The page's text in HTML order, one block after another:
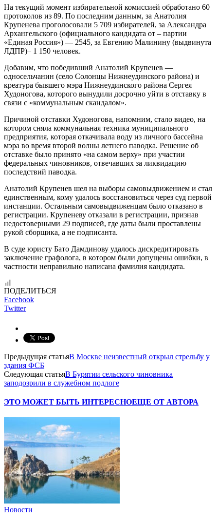
На текущий момент избирательной комиссией обработано 60
протоколов из 89. По последним данным, за Анатолия
Крупенева проголосовали 5 709 избирателей, за Александра
Архангельского (официального кандидата от – партии
«Единая Россия») — 2545, за Евгению Малинину (выдвинута
ЛДПР)– 1 150 человек.
Добавим, что победивший Анатолий Крупенев —
односельчанин (село Солонцы Нижнеудинского района) и
креатура бывшего мэра Нижнеудинского района Сергея
Худоногова, которого вынудили досрочно уйти в отставку в
связи с «коммунальным скандалом».
Причиной отставки Худоногова, напомним, стало видео, на
котором сняла коммунальная техника муниципального
предприятия, которая откачивала воду из личного бассейна
мэра во время второй волны летнего паводка. Решение об
отставке было принято «на самом верху» при участии
федеральных чиновников, отвечавших за ликвидацию
последствий паводка.
Анатолий Крупенев шел на выборы самовыдвижением и стал
единственным, кому удалось восстановиться через суд первой
инстанции. Остальным самовыдвиженцам было отказано в
регистрации. Крупеневу отказали в регистрации, признав
недостоверными 29 подписей, где даты были проставлены
рукой сборщика, а не подписанта.
В суде юристу Бато Дамдинову удалось дискредитировать
заключение графолога, в котором были допущены ошибки, в
частности неправильно написана фамилия кандидата.
ПОДЕЛИТЬСЯ
Facebook
Twitter
Предыдущая статьяВ Москве неизвестный открыл стрельбу у
здания ФСБ
Следующая статьяВ Бурятии сельского чиновника
заподозрили в служебном подлоге
ЭТО МОЖЕТ БЫТЬ ИНТЕРЕСНОЕЩЕ ОТ АВТОРА
Новости